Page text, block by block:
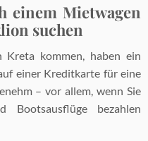
einem Mietwagen
suchen
Kreta kommen, haben ein
einer Kreditkarte für eine
– vor allem, wenn Sie
Bootsausflüge bezahlen